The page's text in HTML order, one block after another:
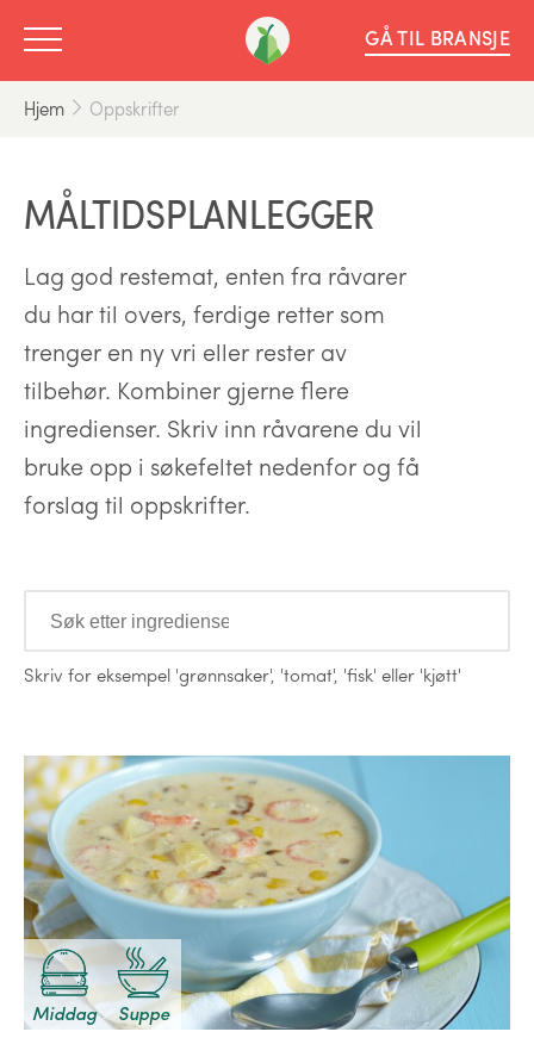
GÅ TIL BRANSJE
Hjem Oppskrifter
MÅLTIDSPLANLEGGER
Lag god restemat, enten fra råvarer
du har til overs, ferdige retter som
trenger en ny vri eller rester av
tilbehør. Kombiner gjerne flere
ingredienser. Skriv inn råvarene du vil
bruke opp i søkefeltet nedenfor og få
forslag til oppskrifter.
Ingredienser
Skriv for eksempel 'grønnsaker', 'tomat', 'fisk' eller 'kjøtt'
Oppskrifter
Middag Suppe